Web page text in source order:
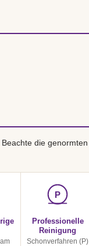
die genormten
P
Professionelle
Reinigung
Schonverfahren (P)